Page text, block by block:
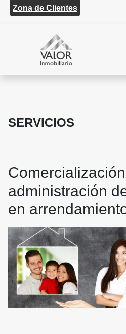
Zona de Clientes
SERVICIOS
administración
en